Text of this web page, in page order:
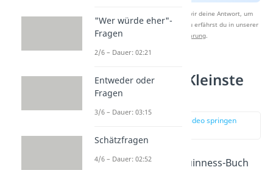
Nach Beantwortung speichern wir deine Antwort, um
Studyflix zu verbessern. Mehr dazu erfährst du in unserer
Datenschutzerklärung.
Jyoti Amge — Kleinste
Frau der Welt
zur Stelle im Video springen
Jyoti Amgegilt laut Guinness-Buch
"Wer würde eher"-
Fragen
2/6 – Dauer: 02:21
Entweder oder
Fragen
3/6 – Dauer: 03:15
Schätzfragen
4/6 – Dauer: 02:52